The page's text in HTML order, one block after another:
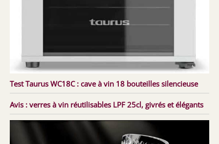
Test Taurus WC18C : cave à vin 18 bouteilles silencieuse
Avis : verres à vin réutilisables LPF 25cl, givrés et élégants